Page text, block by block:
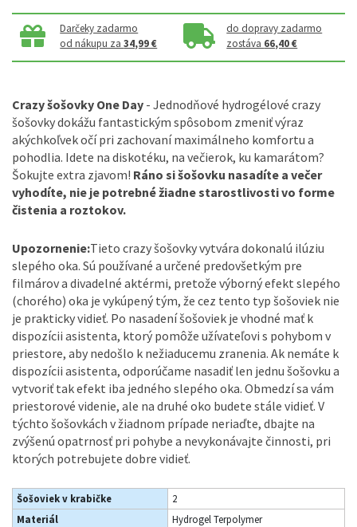
Darčeky zadarmo
od nákupu za34,99 €
do dopravy zadarmo
zostáva 66,40 €
Crazy šošovky One Day - Jednodňové hydrogélové crazy
šošovky dokážu fantastickým spôsobom zmeniť výraz
akýchkoľvek očí pri zachovaní maximálneho komfortu a
pohodlia. Idete na diskotéku, na večierok, ku kamarátom?
Šokujte extra zjavom! Ráno si šošovku nasadíte a večer
vyhodíte, nie je potrebné žiadne starostlivosti vo forme
čistenia a roztokov.
Upozornenie:Tieto crazy šošovky vytvára dokonalú ilúziu
slepého oka. Sú používané a určené predovšetkým pre
filmárov a divadelné aktérmi, pretože výborný efekt slepého
(chorého) oka je vykúpený tým, že cez tento typ šošoviek nie
je prakticky vidieť. Po nasadení šošoviek je vhodné mať k
dispozícii asistenta, ktorý pomôže užívateľovi s pohybom v
priestore, aby nedošlo k nežiaducemu zranenia. Ak nemáte k
dispozícii asistenta, odporúčame nasadiť len jednu šošovku a
vytvoriť tak efekt iba jedného slepého oka. Obmedzí sa vám
priestorové videnie, ale na druhé oko budete stále vidieť. V
týchto šošovkách v žiadnom prípade neriaďte, dbajte na
zvýšenú opatrnosť pri pohybe a nevykonávajte činnosti, pri
ktorých potrebujete dobre vidieť.
Šošoviek v krabičke
2
Materiál
Hydrogel Terpolymer